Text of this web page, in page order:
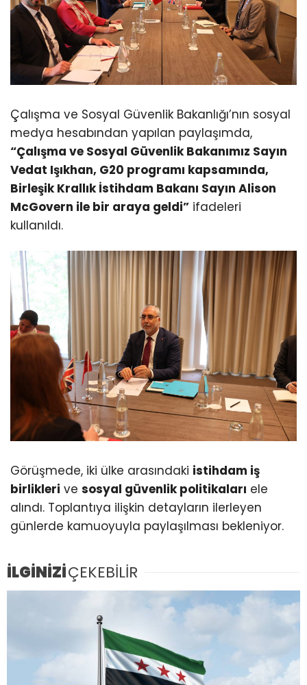
Çalışma ve Sosyal Güvenlik Bakanlığı’nın sosyal
medya hesabından yapılan paylaşımda,
“Çalışma ve Sosyal Güvenlik Bakanımız Sayın
Vedat Işıkhan, G20 programı kapsamında,
Birleşik Krallık İstihdam Bakanı Sayın Alison
McGovern ile bir araya geldi” ifadeleri
kullanıldı.
Görüşmede, iki ülke arasındaki istihdam iş
birlikleri ve sosyal güvenlik politikaları ele
alındı. Toplantıya ilişkin detayların ilerleyen
günlerde kamuoyuyla paylaşılması bekleniyor.
İLGİNİZİÇEKEBİLİR